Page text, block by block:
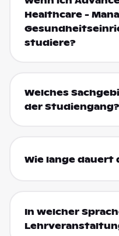
Healthcare -
studiere?
Welches
der Studiengang?
Wie lange dauert
In welcher